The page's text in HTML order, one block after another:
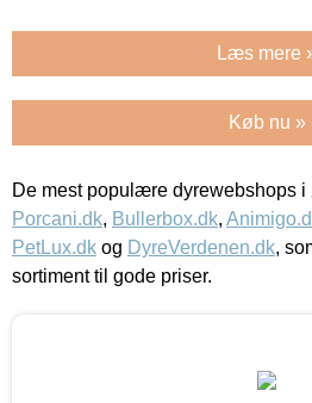
Læs mere
Køb nu »
De mest populære dyrewebshops i
Porcani.dk, Bullerbox.dk,
PetLux.dk og DyreVerdenen.dk,
sortiment til gode priser.